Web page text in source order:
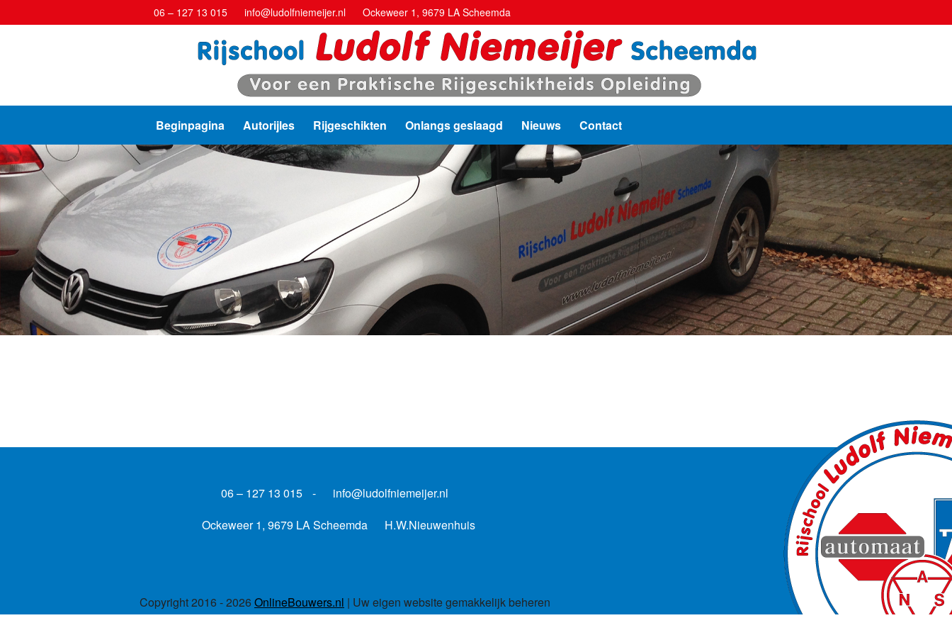
06 – 127 13 015 info@ludolfniemeijer.nl Ockeweer 1, 9679 LA Scheemda
Beginpagina Autorijles Rijgeschikten Onlangs geslaagd Nieuws Contact
06 – 127 13 015 -
info@ludolfniemeijer.nl
Ockeweer 1, 9679 LA Scheemda
H.W.Nieuwenhuis
Copyright 2016 - 2026OnlineBouwers.nl | Uw eigen website gemakkelijk beheren